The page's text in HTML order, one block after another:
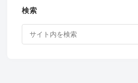
検索